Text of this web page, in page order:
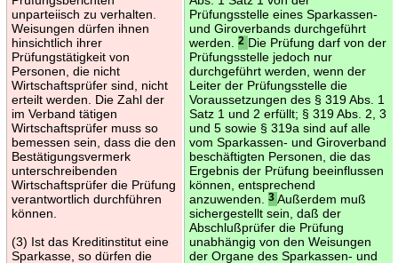
unparteiisch zu verhalten.
Weisungen dürfen ihnen
hinsichtlich ihrer
Prüfungstätigkeit von
Personen, die nicht
Wirtschaftsprüfer sind, nicht
erteilt werden. Die Zahl der
im Verband tätigen
Wirtschaftsprüfer muss so
bemessen sein, dass die den
Bestätigungsvermerk
unterschreibenden
Wirtschaftsprüfer die Prüfung
verantwortlich durchführen
können.
(3) Ist das Kreditinstitut eine
Sparkasse, so dürfen die
Prüfungsstelle eines Sparkassen-
und Giroverbands durchgeführt
werden.
2 Die Prüfung darf von der
Prüfungsstelle jedoch nur
durchgeführt werden, wenn der
Leiter der Prüfungsstelle die
Voraussetzungen des § 319 Abs. 1
Satz 1 und 2 erfüllt; § 319 Abs. 2, 3
und 5 sowie § 319a sind auf alle
vom Sparkassen- und Giroverband
beschäftigten Personen, die das
Ergebnis der Prüfung beeinflussen
können, entsprechend
anzuwenden.
3 Außerdem muß
sichergestellt sein, daß der
Abschlußprüfer die Prüfung
unabhängig von den Weisungen
der Organe des Sparkassen- und